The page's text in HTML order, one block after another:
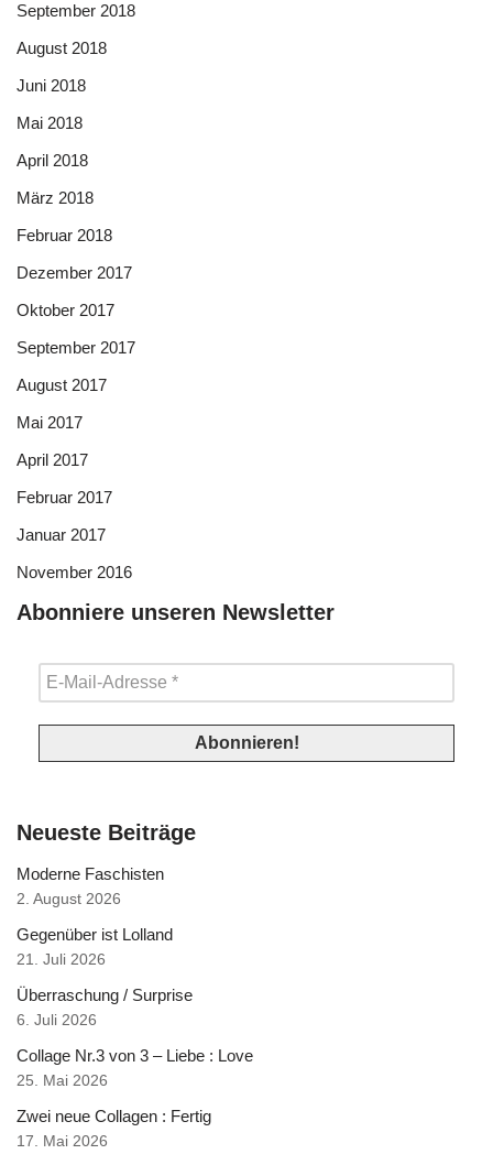
September 2018
August 2018
Juni 2018
Mai 2018
April 2018
März 2018
Februar 2018
Dezember 2017
Oktober 2017
September 2017
August 2017
Mai 2017
April 2017
Februar 2017
Januar 2017
November 2016
Abonniere unseren Newsletter
Neueste Beiträge
Moderne Faschisten
2. August 2026
Gegenüber ist Lolland
21. Juli 2026
Überraschung / Surprise
6. Juli 2026
Collage Nr.3 von 3 – Liebe : Love
25. Mai 2026
Zwei neue Collagen : Fertig
17. Mai 2026